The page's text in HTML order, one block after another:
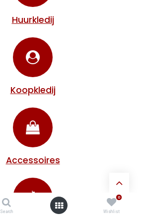
Search
0
Wishlist
Huurkledij
Koopkledij
Accessoires